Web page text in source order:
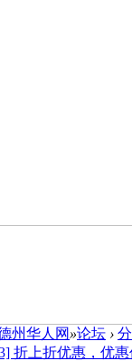
州华人网 »论坛 ›
折上折优惠，优惠